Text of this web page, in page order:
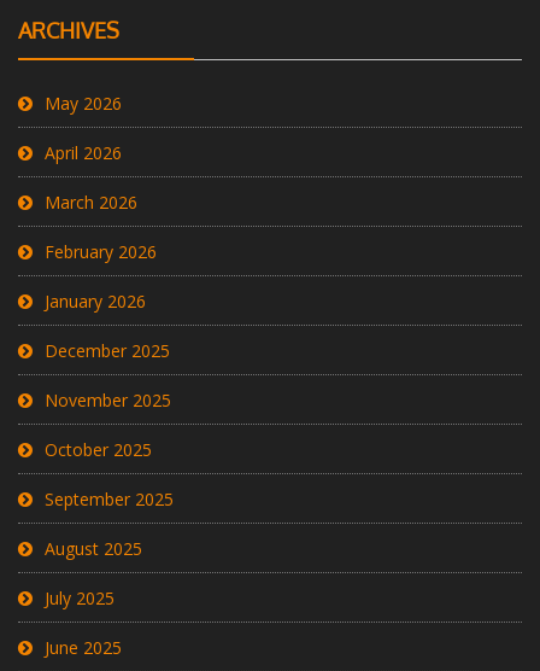
ARCHIVES
May 2026
April 2026
March 2026
February 2026
January 2026
December 2025
November 2025
October 2025
September 2025
August 2025
July 2025
June 2025